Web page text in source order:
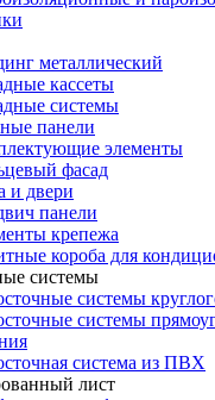
металлический
кассеты
системы
панели
элементы
фасад
и двери
панели
крепежа
короба для
системы
системы
системы
система из ПВХ
лист